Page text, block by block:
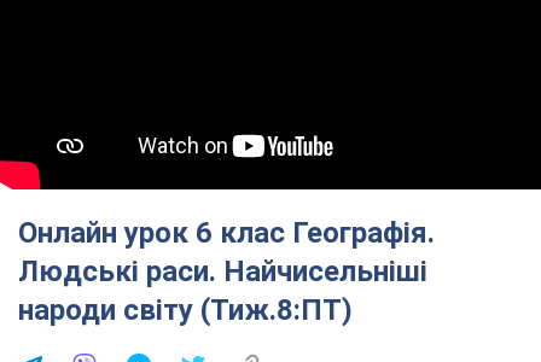
Онлайн урок 6 клас Географія.
Людські раси. Найчисельніші
народи світу (Тиж.8:ПТ)